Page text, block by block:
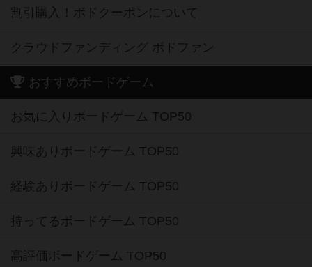
割引購入！ボドクーポンについて
クラウドファンディング ボドファン
おすすめボードゲーム
お気に入りボードゲーム TOP50
興味ありボードゲーム TOP50
経験ありボードゲーム TOP50
持ってるボードゲーム TOP50
高評価ボードゲーム TOP50